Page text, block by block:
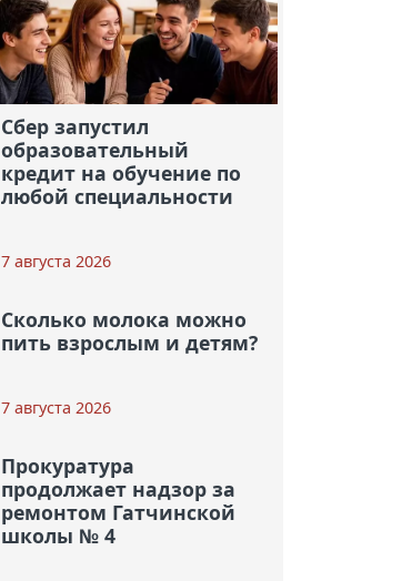
Сбер запустил
образовательный
кредит на обучение по
любой специальности
7 августа 2026
Сколько молока можно
пить взрослым и детям?
7 августа 2026
Прокуратура
продолжает надзор за
ремонтом Гатчинской
школы № 4